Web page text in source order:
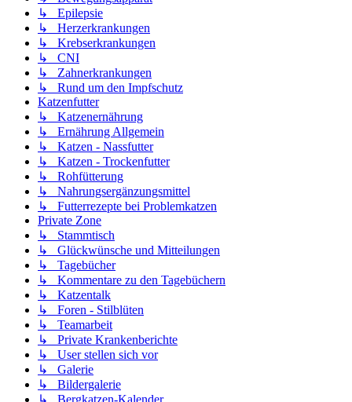
↳ Epilepsie
↳ Herzerkrankungen
↳ Krebserkrankungen
↳ CNI
↳ Zahnerkrankungen
↳ Rund um den Impfschutz
Katzenfutter
↳ Katzenernährung
↳ Ernährung Allgemein
↳ Katzen - Nassfutter
↳ Katzen - Trockenfutter
↳ Rohfütterung
↳ Nahrungsergänzungsmittel
↳ Futterrezepte bei Problemkatzen
Private Zone
↳ Stammtisch
↳ Glückwünsche und Mitteilungen
↳ Tagebücher
↳ Kommentare zu den Tagebüchern
↳ Katzentalk
↳ Foren - Stilblüten
↳ Teamarbeit
↳ Private Krankenberichte
↳ User stellen sich vor
↳ Galerie
↳ Bildergalerie